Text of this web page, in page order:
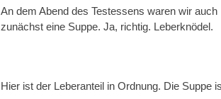
An dem Abend des Testessens waren wir
zunächst eine Suppe. Ja, richtig. Leberknödel.
Hier ist der Leberanteil in Ordnung. Die Suppe